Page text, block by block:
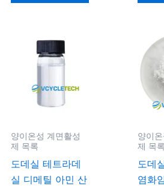
양이온성 계면활성
제 목록
도데실 테트라데
실 디메틸 아민 산
양이
제 목록
도데
염화